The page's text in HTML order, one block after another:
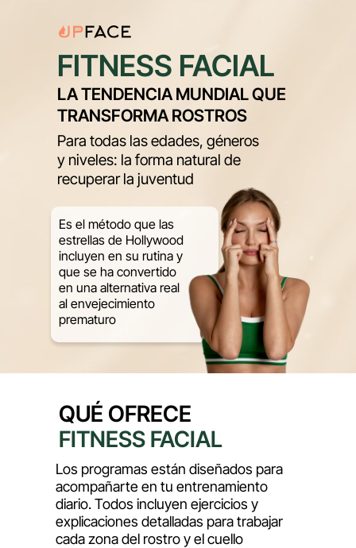
FITNESS FACIAL
Para todas las edades, géneros
y niveles: la forma natural de
recuperar la juventud
LA TENDENCIA MUNDIAL QUE
TRANSFORMA ROSTROS
Es el método que las
estrellas de Hollywood
incluyen en su rutina y
que se ha convertido
en una alternativa real
al envejecimiento
prematuro
QUÉ OFRECE
FITNESS FACIAL
Los programas están diseñados para
acompañarte en tu entrenamiento
diario. Todos incluyen ejercicios y
explicaciones detalladas para trabajar
cada zona del rostro y el cuello